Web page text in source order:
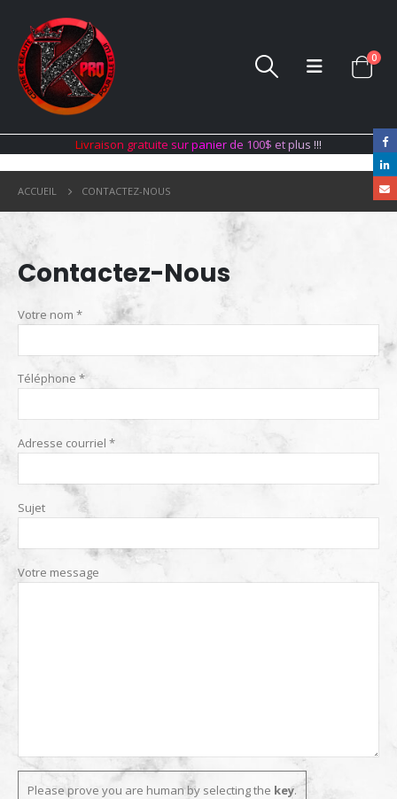
0
Livraison gratuite surpanier de 100$ etplus !!!
ACCUEIL CONTACTEZ-NOUS
Contactez-Nous
Votre nom *
Téléphone *
Adresse courriel *
Sujet
Votre message
Please prove you are human by selecting the key.